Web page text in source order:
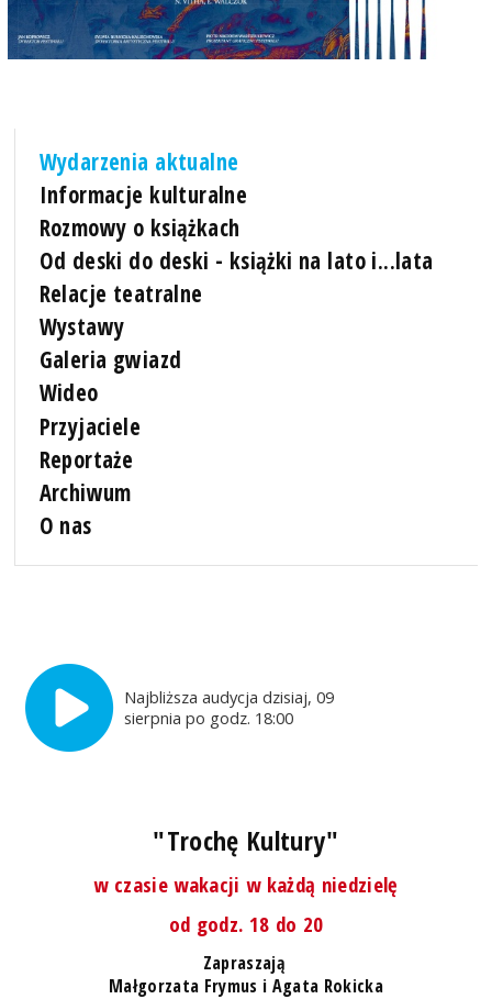
Wydarzenia aktualne
Informacje kulturalne
Rozmowy o książkach
Od deski do deski - książki na lato i...lata
Relacje teatralne
Wystawy
Galeria gwiazd
Wideo
Przyjaciele
Reportaże
Archiwum
O nas
Najbliższa audycja dzisiaj, 09
sierpnia po godz. 18:00
"Trochę Kultury"
w czasie wakacji w każdą niedzielę
od godz. 18 do 20
Zapraszają
Małgorzata Frymus i Agata Rokicka